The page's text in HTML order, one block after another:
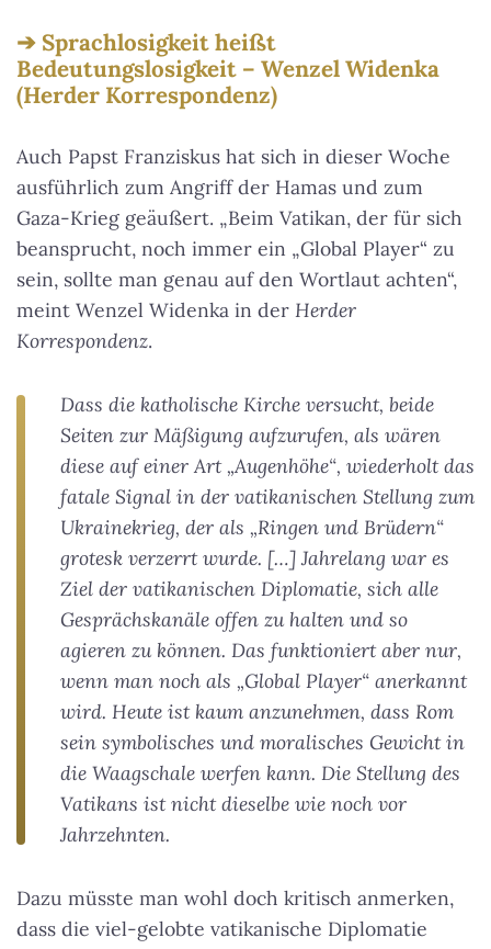
Sprachlosigkeit heißt
Bedeutungslosigkeit – Wenzel Widenka
(Herder Korrespondenz)
Auch Papst Franziskus hat sich in dieser Woche
ausführlich zum Angriff der Hamas und zum
Gaza-Krieg geäußert. „Beim Vatikan, der für sich
beansprucht, noch immer ein „Global Player“ zu
sein, sollte man genau auf den Wortlaut achten“,
meint Wenzel Widenka in der Herder
Korrespondenz.
Dass die katholische Kirche versucht, beide
Seiten zur Mäßigung aufzurufen, als wären
diese auf einer Art „Augenhöhe“, wiederholt das
fatale Signal in der vatikanischen Stellung zum
Ukrainekrieg, der als „Ringen und Brüdern“
grotesk verzerrt wurde. […] Jahrelang war es
Ziel der vatikanischen Diplomatie, sich alle
Gesprächskanäle offen zu halten und so
agieren zu können. Das funktioniert aber nur,
wenn man noch als „Global Player“ anerkannt
wird. Heute ist kaum anzunehmen, dass Rom
sein symbolisches und moralisches Gewicht in
die Waagschale werfen kann. Die Stellung des
Vatikans ist nicht dieselbe wie noch vor
Jahrzehnten.
Dazu müsste man wohl doch kritisch anmerken,
dass die viel-gelobte vatikanische Diplomatie